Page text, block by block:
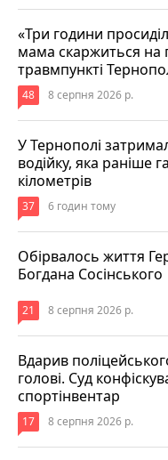
«Три години
мама скаржиться на
травмпункті
48 8 серпня 2026 р.
У Тернополі
водійку, яка раніше
кілометрів
37 6 годин тому
Обірвалось життя
Богдана Сосінського
21 8 серпня 2026 р.
Вдарив
голові. Суд
спортінвентар
17 8 серпня 2026 р.